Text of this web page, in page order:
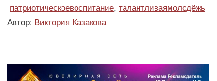
патриотическоевоспитание, талантливаямолодёжь
Автор: Виктория Казакова